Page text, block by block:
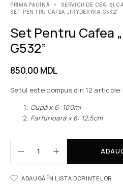
PRIMA PAGINĂ
SERVICII DE CEAI ȘI
SET PENTRU CAFEA „FRYDERYKA G532”
Set Pentru Cafea
G532”
850.00 MDL
Setul este compus din 12 articole:
Сupă x 6: 100ml
Farfurioară x 6: 12,5cm
ADAUGĂ ÎN LISTA DORINȚELOR